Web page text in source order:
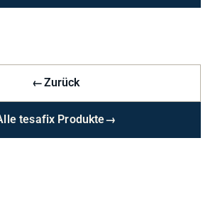
←Zurück
tesafix Produkte→